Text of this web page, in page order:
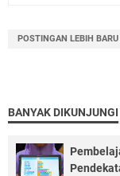
POSTINGAN LEBIH BARU
BANYAK DIKUNJUNGI